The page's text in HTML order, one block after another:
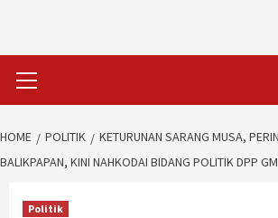
Menu
HOME POLITIK
KETURUNAN SARANG MUSA,
BALIKPAPAN, KINI NAHKODAI BIDANG POLITIK DPP
Politik